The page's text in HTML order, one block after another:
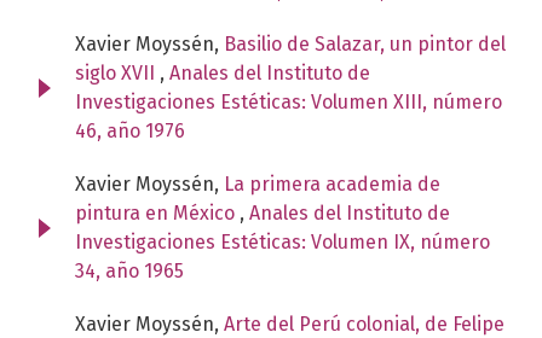
Xavier Moyssén, Basilio de Salazar, un pintor del
siglo XVII , Anales del Instituto de
Investigaciones Estéticas: Volumen XIII, número
46, año 1976
Xavier Moyssén, La primera academia de
pintura en México , Anales del Instituto de
Investigaciones Estéticas: Volumen IX, número
34, año 1965
Xavier Moyssén, Arte del Perú colonial, de Felipe